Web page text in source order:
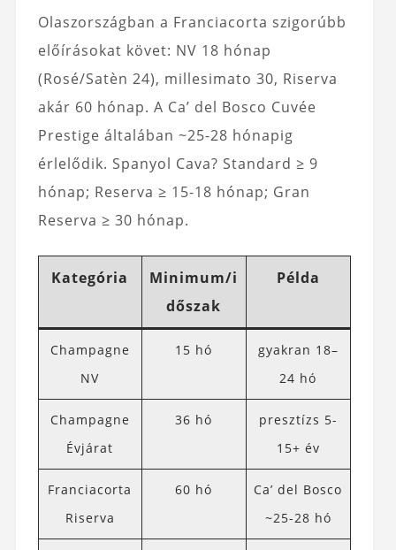
Olaszországban a Franciacorta szigorúbb
előírásokat követ: NV 18 hónap
(Rosé/Satèn 24), millesimato 30, Riserva
akár 60 hónap. A Ca’ del Bosco Cuvée
Prestige általában ~25-28 hónapig
érlelődik. Spanyol Cava? Standard ≥ 9
hónap; Reserva ≥ 15-18 hónap; Gran
Reserva ≥ 30 hónap.
Kategória
Minimum/i
dőszak
Példa
Champagne
NV
15 hó
gyakran 18–
24 hó
Champagne
Évjárat
36 hó
presztízs 5-
15+ év
Franciacorta
Riserva
60 hó
Ca’ del Bosco
~25-28 hó